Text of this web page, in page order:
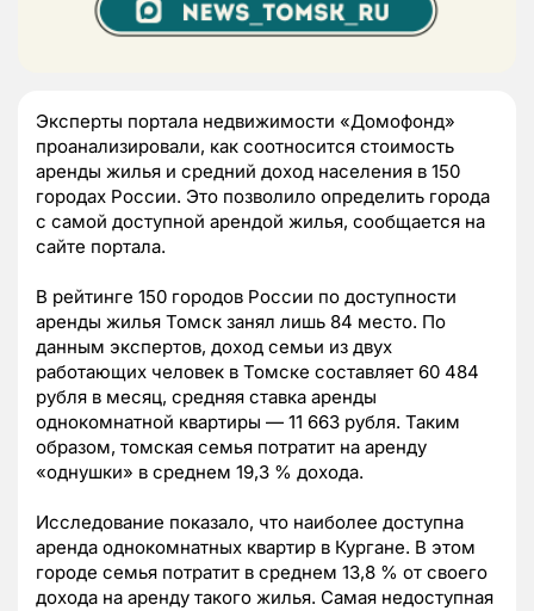
Эксперты портала недвижимости «Домофонд»
проанализировали, как соотносится стоимость
аренды жилья и средний доход населения в 150
городах России. Это позволило определить города
с самой доступной арендой жилья, сообщается на
сайте портала.
В рейтинге 150 городов России по доступности
аренды жилья Томск занял лишь 84 место. По
данным экспертов, доход семьи из двух
работающих человек в Томске составляет 60 484
рубля в месяц, средняя ставка аренды
однокомнатной квартиры — 11 663 рубля. Таким
образом, томская семья потратит на аренду
«однушки» в среднем 19,3 % дохода.
Исследование показало, что наиболее доступна
аренда однокомнатных квартир в Кургане. В этом
городе семья потратит в среднем 13,8 % от своего
дохода на аренду такого жилья. Самая недоступная